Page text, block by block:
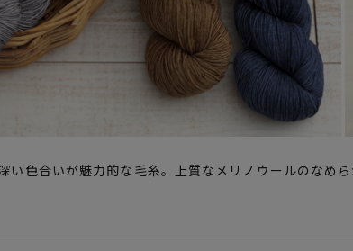
い色合いが魅力的な毛糸。上質なメリノウールのなめ